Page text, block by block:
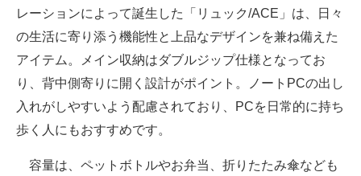
レーションによって誕生した「リュック/ACE」は、日々
の生活に寄り添う機能性と上品なデザインを兼ね備えた
アイテム。メイン収納はダブルジップ仕様となってお
り、背中側寄りに開く設計がポイント。ノートPCの出し
入れがしやすいよう配慮されており、PCを日常的に持ち
歩く人にもおすすめです。
容量は、ペットボトルやお弁当、折りたたみ傘なども